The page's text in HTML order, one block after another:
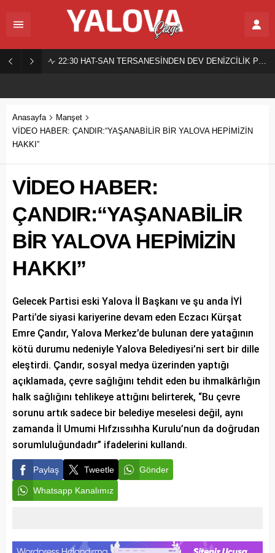
22:30 HAT-SAN TERSANESİNDEN DEV DENİZCİLİK PROJESİ!
Anasayfa
Manşet
VİDEO HABER: ÇANDIR:“YAŞANABİLİR BİR YALOVA HEPİMİZİN
HAKKI”
VİDEO HABER:
ÇANDIR:“YAŞANABİLİR
BİR YALOVA HEPİMİZİN
HAKKI”
Gelecek Partisi eski Yalova İl Başkanı ve şu anda İYİ
Parti’de siyasi kariyerine devam eden Eczacı Kürşat
Emre Çandır, Yalova Merkez’de bulunan dere yatağının
kötü durumu nedeniyle Yalova Belediyesi’ni sert bir dille
eleştirdi. Çandır, sosyal medya üzerinden yaptığı
açıklamada, çevre sağlığını tehdit eden bu ihmalkârlığın
halk sağlığını tehlikeye attığını belirterek, “Bu çevre
sorunu artık sadece bir belediye meselesi değil, aynı
zamanda İl Umumi Hıfzıssıhha Kurulu’nun da doğrudan
sorumluluğundadır” ifadelerini kullandı.
Paylaş Tweetle Gönder
Whatsapp Kanalımız